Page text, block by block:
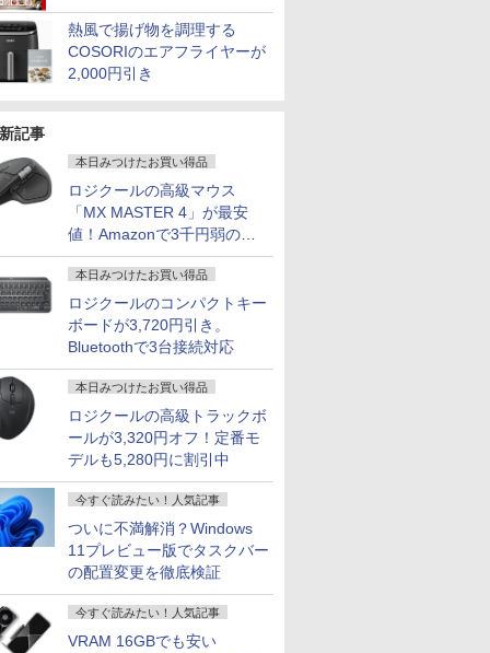
熱風で揚げ物を調理する
COSORIのエアフライヤーが
2,000円引き
記事
本日みつけたお買い得品
ロジクールの高級マウス
「MX MASTER 4」が最安
値！Amazonで3千円弱の割
引
本日みつけたお買い得品
ロジクールのコンパクトキー
ボードが3,720円引き。
Bluetoothで3台接続対応
本日みつけたお買い得品
ロジクールの高級トラックボ
ールが3,320円オフ！定番モ
デルも5,280円に割引中
今すぐ読みたい！人気記事
ついに不満解消？Windows
11プレビュー版でタスクバー
の配置変更を徹底検証
今すぐ読みたい！人気記事
VRAM 16GBでも安い